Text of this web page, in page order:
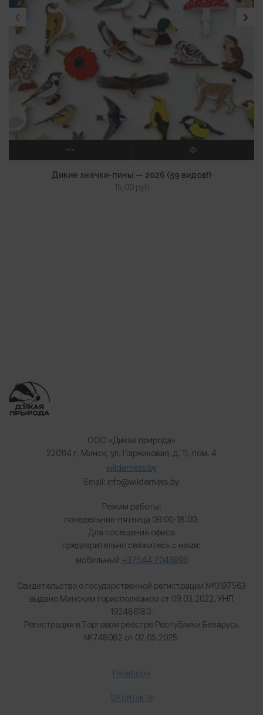
ВЫБЕРИТЕ ПАРАМЕТРЫ ПРОСМОТР
Дикие значки-пины — 2026 (59 видов!)
15,00 руб
ООО «Дикая природа»
220114 г. Минск, ул. Парниковая, д. 11, пом. 4
wilderness.by
Email: info@wilderness.by
Режим работы:
понедельник-пятница 09:00-18:00.
Для посещения офиса
предварительно свяжитесь с нами:
мобильный +37544 7046996
Свидетельство о государственной регистрации №0197563
выдано Минским горисполкомом от 09.03.2022, УНП
192486180.
Регистрация в Торговом реестре Республики Беларусь
№748082 от 02.05.2025.
Facebook
ВКонтакте